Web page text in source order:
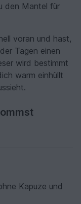
den Mantel für
voran und hast,
Tagen einen
wird bestimmt
warm einhüllt
Kapuze und